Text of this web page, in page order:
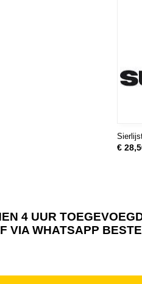
€
4 UUR
VIA WHATSAPP